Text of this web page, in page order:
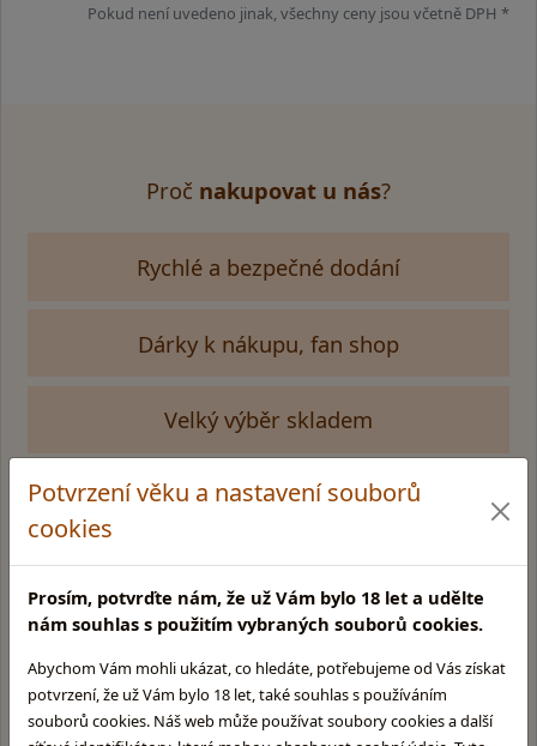
Potvrzení věku a nastavení souborů
cookies
Prosím, potvrďte nám, že už Vám bylo 18 let a udělte
nám souhlas s použitím vybraných souborů cookies.
Abychom Vám mohli ukázat, co hledáte, potřebujeme od Vás získat
potvrzení, že už Vám bylo 18 let, také souhlas s používáním
souborů cookies. Náš web může používat soubory cookies a další
Pokud není uvedeno jinak, všechny ceny jsou včetně DPH *
Proč nakupovat u nás?
Rychlé a bezpečné dodání
Dárky k nákupu, fan shop
Velký výběr skladem
Kamenná prodejna v Praze
Glentyno Whisky Shop
Na Malovance 6, Praha 6
Zobrazit mapu
Otevírací doba:
Pondělí: 10:00 - 15:00
Úterý: 10:00 - 15:00
Středa: Zavřeno